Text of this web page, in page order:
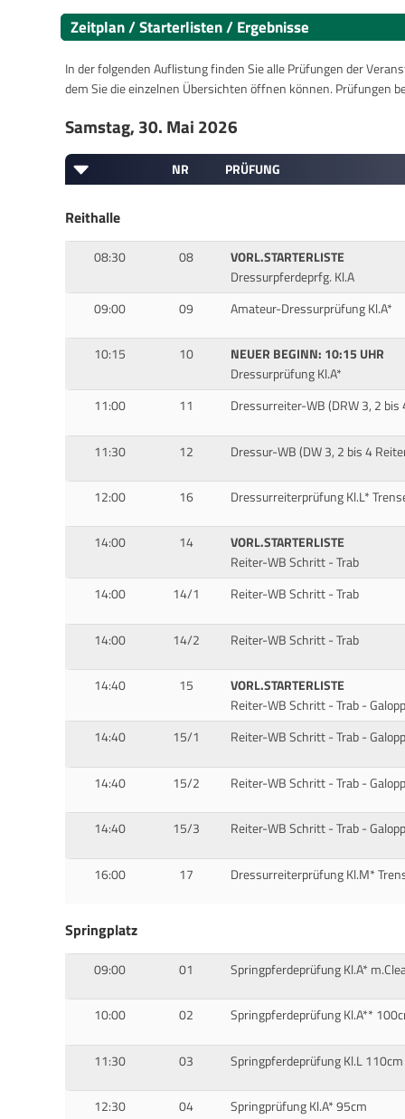
Zeitplan / Starterlisten / Ergebnisse
In der folgenden Auflistung finden Sie alle Prüfungen der
dem Sie die einzelnen Übersichten öffnen können. Prüfungen
Samstag, 30. Mai 2026
NR PRÜFUNG
Reithalle
08:30 08
VORL.STARTERLISTE
Dressurpferdeprfg. Kl.A
09:00 09 Amateur-Dressurprüfung Kl.A*
10:15 10
NEUER BEGINN: 10:15 UHR
Dressurprüfung Kl.A*
11:00 11 Dressurreiter-WB (DRW 3, 2 bis
11:30 12 Dressur-WB (DW 3, 2 bis 4
12:00 16 Dressurreiterprüfung Kl.L*
14:00 14
VORL.STARTERLISTE
Reiter-WB Schritt - Trab
14:00 14/1 Reiter-WB Schritt - Trab
14:00 14/2 Reiter-WB Schritt - Trab
14:40 15
VORL.STARTERLISTE
Reiter-WB Schritt - Trab - Galopp
14:40 15/1 Reiter-WB Schritt - Trab - Galopp
14:40 15/2 Reiter-WB Schritt - Trab - Galopp
14:40 15/3 Reiter-WB Schritt - Trab - Galopp
16:00 17 Dressurreiterprüfung Kl.M*
Springplatz
09:00 01 Springpferdeprüfung Kl.A*
10:00 02 Springpferdeprüfung Kl.A**
11:30 03 Springpferdeprüfung Kl.L 110cm
12:30 04 Springprüfung Kl.A* 95cm